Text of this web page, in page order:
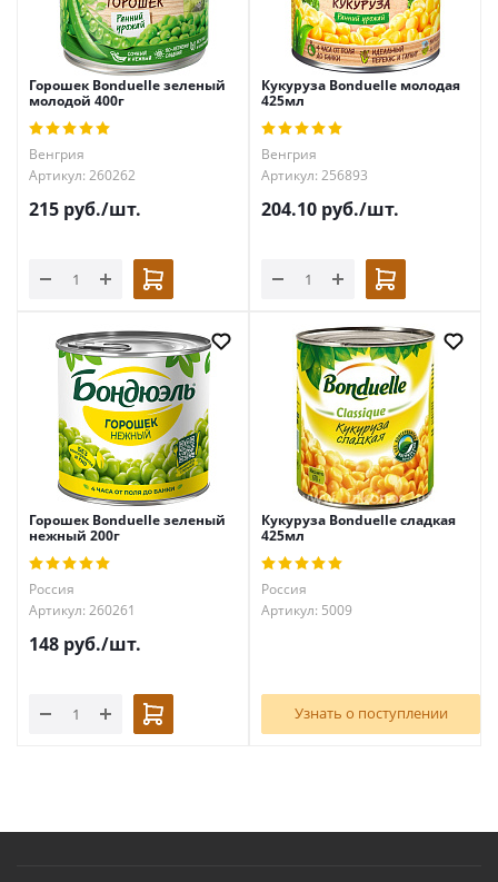
Горошек Bonduelle зеленый
молодой 400г
Венгрия
Артикул: 260262
215 руб./шт.
Кукуруза Bonduelle молодая
425мл
Венгрия
Артикул: 256893
204.10 руб./шт.
Горошек Bonduelle зеленый
нежный 200г
Россия
Артикул: 260261
148 руб./шт.
Кукуруза Bonduelle сладкая
425мл
Россия
Артикул: 5009
Узнать о поступлении